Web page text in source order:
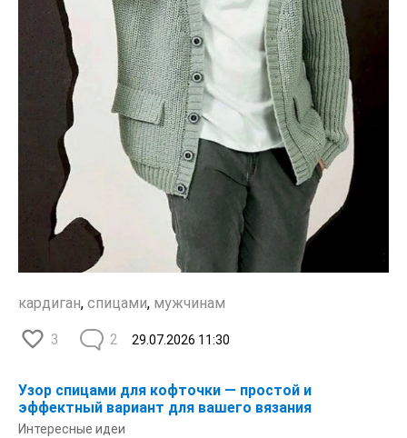
кардиган, спицами, мужчинам
3 29.07.2026 11:30
2
Узор спицами для кофточки — простой и
эффектный вариант для вашего вязания
Интересные идеи